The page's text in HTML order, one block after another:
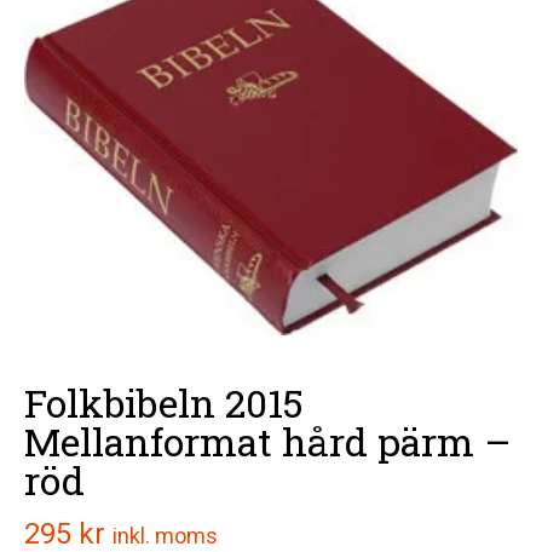
Folkbibeln 2015
Mellanformat hård pärm –
röd
295 kr inkl. moms